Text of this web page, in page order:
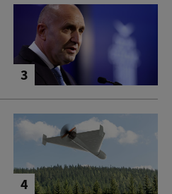
3
4